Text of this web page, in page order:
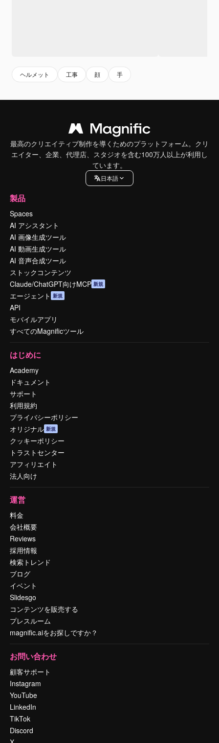
ヘルメット 工事 顔 手
最高のクリエイティブ制作を導くためのプラットフォーム。クリ
エイター、企業、代理店、スタジオを含む100万人以上が利用し
ています。
日本語
製品
Spaces
AI アシスタント
AI 画像生成ツール
AI 動画生成ツール
AI 音声合成ツール
ストックコンテンツ
Claude/ChatGPT向けMCP 新規
エージェント 新規
API
モバイルアプリ
すべてのMagnificツール
はじめに
Academy
ドキュメント
サポート
利用規約
プライバシーポリシー
オリジナル 新規
クッキーポリシー
トラストセンター
アフィリエイト
法人向け
運営
料金
会社概要
Reviews
採用情報
検索トレンド
ブログ
イベント
Slidesgo
コンテンツを販売する
プレスルーム
magnific.aiをお探しですか？
お問い合わせ
顧客サポート
Instagram
YouTube
LinkedIn
TikTok
Discord